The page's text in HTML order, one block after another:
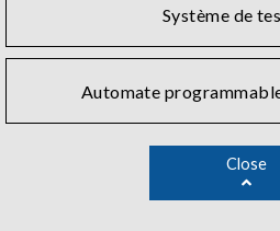
series of PXIe instruments and
semiconductor innovations.
Système de
Automate
Close